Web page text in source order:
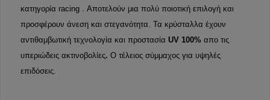
κατηγορία racing . Αποτελούν μια πολύ ποιοτική επιλογή και
προσφέρουν άνεση και στεγανότητα. Τα κρύσταλλα έχουν
αντιθαμβωτική τεχνολογία και προστασία UV 100% απο τις
υπεριώδεις ακτινοβολίες. Ο τέλειος σύμμαχος για υψηλές
επιδόσεις.